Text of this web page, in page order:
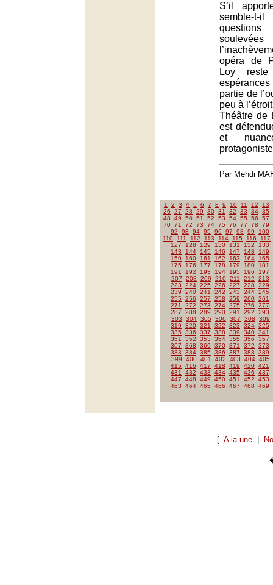
S’il
semble-
opéra de
Loy
partie de
peu à
Théâtre de
est
et
Par Mehdi
1 2 3 4 5 6 7 8 9 10 11 12
13
26
27 28 29 30 31 32 33 34 35
48
49 50 51 52 53 54 55 56
57
70 71 72 73 74 75 76 77 78
79
92
93 94 95 96 97 98 99
100
110
111 112 113 114 115 116
117
127
128 129 130 131 132
133
143
144 145 146 147 148
149
159
160 161 162 163 164
165
175
176 177 178 179 180
181
191
192 193 194 195 196
197
207
208 209 210 211 212
213
223
224 225 226 227 228
229
239
240 241 242 243 244 245
255
256 257 258 259 260 261
271
272 273 274 275 276
277
287
288 289 290 291 292
293
303
304 305 306 307 308
309
319
320 321 322 323 324 325
335
336 337 338 339 340 341
351
352 353 354 355 356
357
367
368 369 370 371 372
373
383
384 385 386 387 388
389
399
400 401 402 403 404 405
415
416 417 418 419 420 421
431
432 433 434 435 436
437
447
448 449 450 451 452
453
463
464 465 466 467 468 469
[ A la une|